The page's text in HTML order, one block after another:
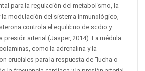
para la regulación del metabolismo, la
la modulación del sistema inmunológico,
controla el equilibrio de sodio y
presión arterial (Jasper, 2014). La médula
como la adrenalina y la
cruciales para la respuesta de “lucha o